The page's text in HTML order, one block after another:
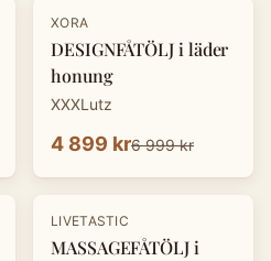
-30%
XORA
DESIGNFÅTÖLJ i läder
honung
XXXLutz
4 899 kr6 999 kr
- 8%
LIVETASTIC
MASSAGEFÅTÖLJ i